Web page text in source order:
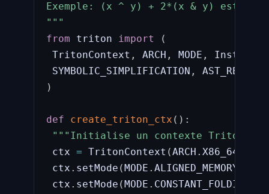
Exemple: (x ^ y) + 2*(x & y) est
"""
from triton import
(
TritonContext , ARCH , MODE ,
SYMBOLIC_SIMPLIFICATION ,
)
def create_triton_ctx ( ) :
"""Initialise un contexte Triton
ctx = TritonContext (ARCH . X86_64
ctx . setMode ( MODE . ALIGNED_MEMORY
ctx . setMode ( MODE . CONSTANT_FOLDING